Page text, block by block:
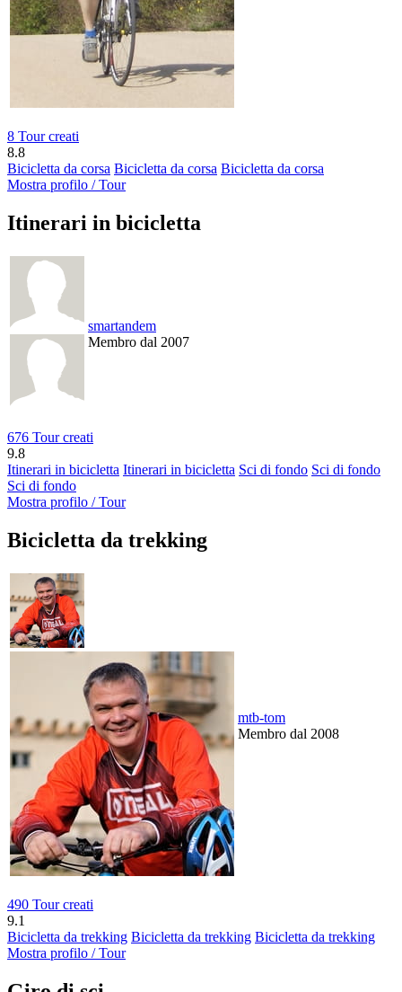
8 Tour creati
8.8
Bicicletta da corsa Bicicletta da corsa Bicicletta da corsa
Mostra profilo / Tour
Itinerari in bicicletta
smartandem
Membro dal 2007
676 Tour creati
9.8
Itinerari in bicicletta Itinerari in bicicletta Sci di fondo Sci di fondo
Sci di fondo
Mostra profilo / Tour
Bicicletta da trekking
mtb-tom
Membro dal 2008
490 Tour creati
9.1
Bicicletta da trekking Bicicletta da trekking Bicicletta da trekking
Mostra profilo / Tour